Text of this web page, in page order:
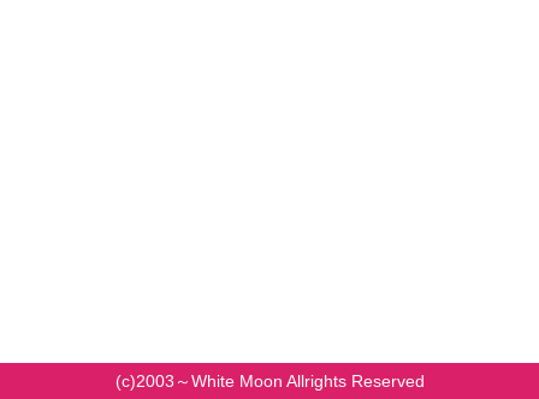
(c)2003～White Moon Allrights Reserved